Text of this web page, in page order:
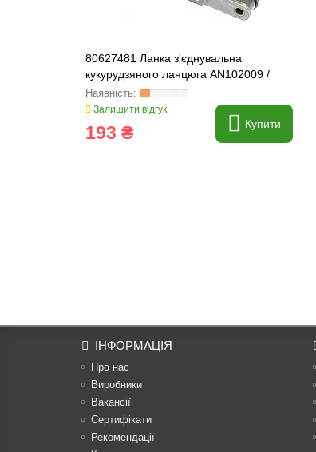
80627481 Ланка з'єднувальна
кукурудзяного ланцюга AN102009 /
176279C91 / 80610831 ORIGINAL
Залишити відгук
193 ₴ Купити
ІНФОРМАЦІЯ
Про нас
Виробники
Вакансії
Сертифікати
Рекомендації